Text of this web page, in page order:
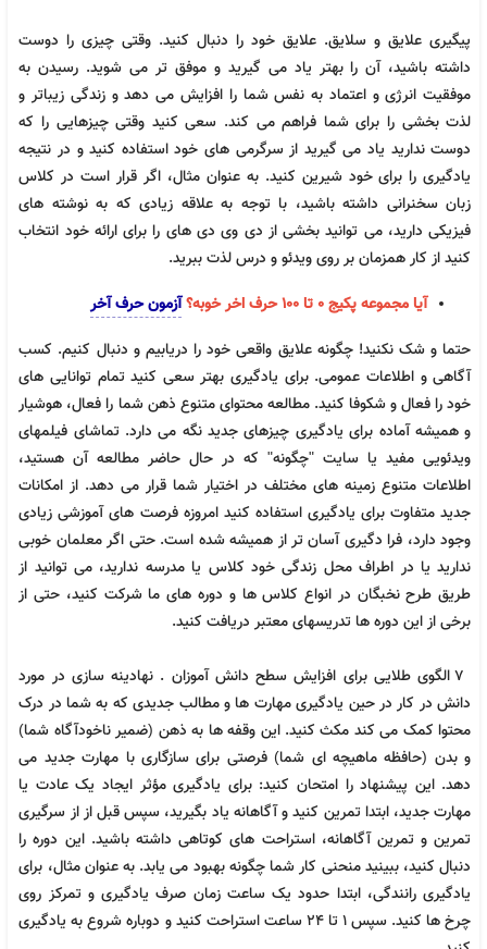
کنکوری دهم تجربی حرف آخر | پکیج جامع آپدیت 1405
جدید
3,894,000تومان
کنکوری یازدهم تجربی حرف آخر | پکیج جامع آپدیت
1405 جدید
4,968,000تومان
پیگیری علایق و سلایق. علایق خود را دنبال کنید. وقتی چیزی را دوست
داشته باشید، آن را بهتر یاد می گیرید و موفق تر می شوید. رسیدن به
موفقیت انرژی و اعتماد به نفس شما را افزایش می دهد و زندگی زیباتر و
لذت بخشی را برای شما فراهم می کند. سعی کنید وقتی چیزهایی را که
دوست ندارید یاد می گیرید از سرگرمی های خود استفاده کنید و در نتیجه
یادگیری را برای خود شیرین کنید. به عنوان مثال، اگر قرار است در کلاس
زبان سخنرانی داشته باشید، با توجه به علاقه زیادی که به نوشته های
فیزیکی دارید، می توانید بخشی از دی وی دی های را برای ارائه خود انتخاب
کنید از کار همزمان بر روی ویدئو و درس لذت ببرید.
آیا مجموعه پکیج 0 تا 100 حرف اخر خوبه؟
آزمون حرف آخر
حتما و شک نکنید! چگونه علایق واقعی خود را دریابیم و دنبال کنیم. کسب
آگاهی و اطلاعات عمومی. برای یادگیری بهتر سعی کنید تمام توانایی های
خود را فعال و شکوفا کنید. مطالعه محتوای متنوع ذهن شما را فعال، هوشیار
و همیشه آماده برای یادگیری چیزهای جدید نگه می دارد. تماشای فیلمهای
ویدئویی مفید یا سایت "چگونه" که در حال حاضر مطالعه آن هستید،
اطلاعات متنوع زمینه های مختلف در اختیار شما قرار می دهد. از امکانات
جدید متفاوت برای یادگیری استفاده کنید امروزه فرصت های آموزشی زیادی
وجود دارد، فرا دگیری آسان تر از همیشه شده است. حتی اگر معلمان خوبی
ندارید یا در اطراف محل زندگی خود کلاس یا مدرسه ندارید، می توانید از
طریق طرح نخبگان در انواع کلاس ها و دوره های ما شرکت کنید، حتی از
برخی از این دوره ها تدریسهای معتبر دریافت کنید.
۷ الگوی طلایی برای افزایش سطح دانش آموزان . نهادینه سازی در مورد
دانش در کار در حین یادگیری مهارت ها و مطالب جدیدی که به شما در درک
محتوا کمک می کند مکث کنید. این وقفه ها به ذهن (ضمیر ناخودآگاه شما)
و بدن (حافظه ماهیچه ای شما) فرصتی برای سازگاری با مهارت جدید می
دهد. این پیشنهاد را امتحان کنید: برای یادگیری مؤثر ایجاد یک عادت یا
مهارت جدید، ابتدا تمرین کنید و آگاهانه یاد بگیرید، سپس قبل از از سرگیری
تمرین و تمرین آگاهانه، استراحت های کوتاهی داشته باشید. این دوره را
دنبال کنید، ببینید منحنی کار شما چگونه بهبود می یابد. به عنوان مثال، برای
یادگیری رانندگی، ابتدا حدود یک ساعت زمان صرف یادگیری و تمرکز روی
چرخ ها کنید. سپس 1 تا 24 ساعت استراحت کنید و دوباره شروع به یادگیری